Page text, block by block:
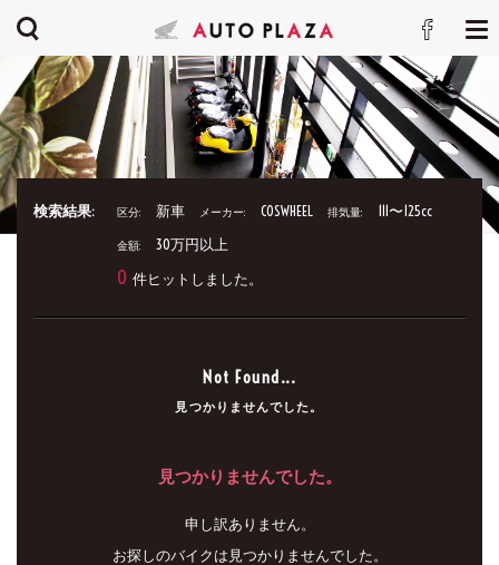
検索結果: 区分: 新車 メーカー: COSWHEEL 排気量: 111〜125cc
金額: 30万円以上
0 件ヒットしました。
Not Found...
見つかりませんでした。
見つかりませんでした。
申し訳ありません。
お探しのバイクは見つかりませんでした。